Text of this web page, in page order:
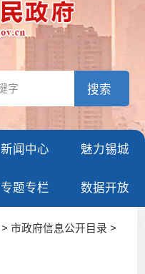
新闻中心 魅力锡城
专题专栏 数据开放
> 市政府信息公开目录 >